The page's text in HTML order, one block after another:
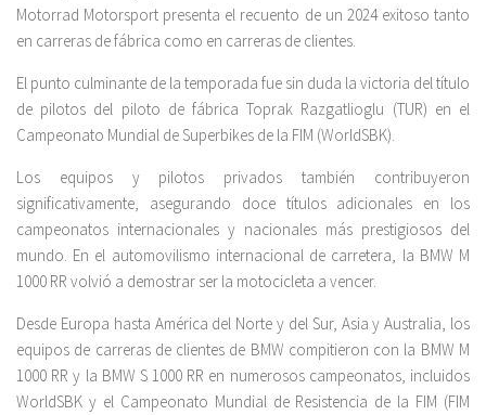
Motorrad Motorsport presenta el recuento de un 2024 exitoso tanto
en carreras de fábrica como en carreras de clientes.
El punto culminante de la temporada fue sin duda la victoria del título
de pilotos del piloto de fábrica Toprak Razgatlioglu (TUR) en el
Campeonato Mundial de Superbikes de la FIM (WorldSBK).
Los equipos y pilotos privados también contribuyeron
significativamente, asegurando doce títulos adicionales en los
campeonatos internacionales y nacionales más prestigiosos del
mundo. En el automovilismo internacional de carretera, la BMW M
1000 RR volvió a demostrar ser la motocicleta a vencer.
Desde Europa hasta América del Norte y del Sur, Asia y Australia, los
equipos de carreras de clientes de BMW compitieron con la BMW M
1000 RR y la BMW S 1000 RR en numerosos campeonatos, incluidos
WorldSBK y el Campeonato Mundial de Resistencia de la FIM (FIM